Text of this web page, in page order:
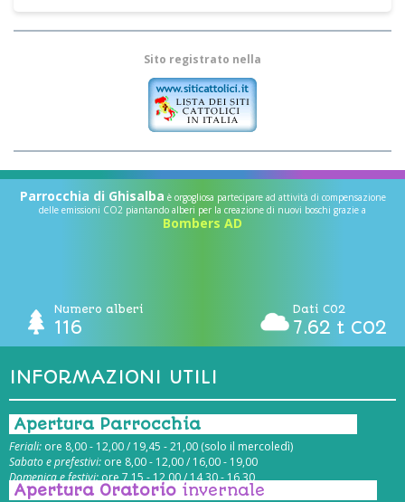
Sito registrato nella
Parrocchia di Ghisalba è orgogliosa partecipare ad attività di compensazione
delle emissioni CO2 piantando alberi per la creazione di nuovi boschi grazie a
Bombers AD
Numero alberi
116
Dati CO2
7.62 t CO2
INFORMAZIONI UTILI
Apertura Parrocchia
Feriali: ore 8,00 - 12,00 / 19,45 - 21,00 (solo il mercoledì)
Sabato e prefestivi: ore 8,00 - 12,00 / 16,00 - 19,00
Domenica e festivi:ore 7,15 - 12,00 / 14,30 - 16,30
Apertura Oratorio invernale